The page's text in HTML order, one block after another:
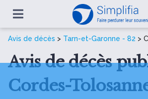
Avis de décès > Tarn-et-Garonne - 82 >
Avis de décès
Cordes-